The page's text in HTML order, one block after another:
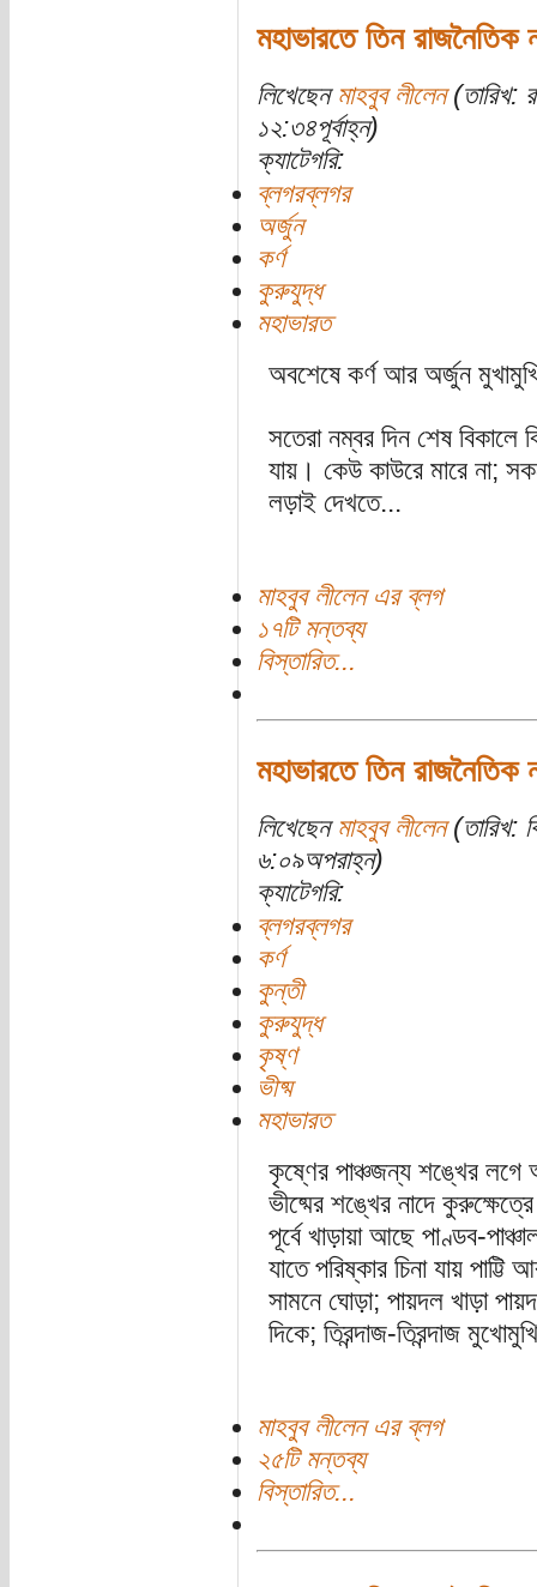
মহাভারতে তিন
লিখেছেন মাহবুব লীলেন(তারিখ:
১২:৩৪পূর্বাহ্ন)
ক্যাটেগরি:
ব্লগরব্লগর
অর্জুন
কর্ণ
কুরুযুদ্ধ
মহাভারত
অবশেষে কর্ণ আর অর্জুন
সতেরা নম্বর দিন শেষ বিকালে
যায়। কেউ কাউরে মারে না;
লড়াই দেখতে...
মাহবুব লীলেন এর ব্লগ
১৭টি মন্তব্য
বিস্তারিত...
মহাভারতে তিন
লিখেছেন মাহবুব লীলেন(তারিখ:
৬:০৯অপরাহ্ন)
ক্যাটেগরি:
ব্লগরব্লগর
কর্ণ
কুন্তী
কুরুযুদ্ধ
কৃষ্ণ
ভীষ্ম
মহাভারত
কৃষ্ণের পাঞ্চজন্য শঙ্খের
ভীষ্মের শঙ্খের নাদে
পূর্বে খাড়ায়া আছে পাণ্ডব-
যাতে পরিষ্কার চিনা যায়
সামনে ঘোড়া; পায়দল খাড়া
দিকে; তিরন্দাজ-তিরন্দাজ
মাহবুব লীলেন এর ব্লগ
২৫টি মন্তব্য
বিস্তারিত...